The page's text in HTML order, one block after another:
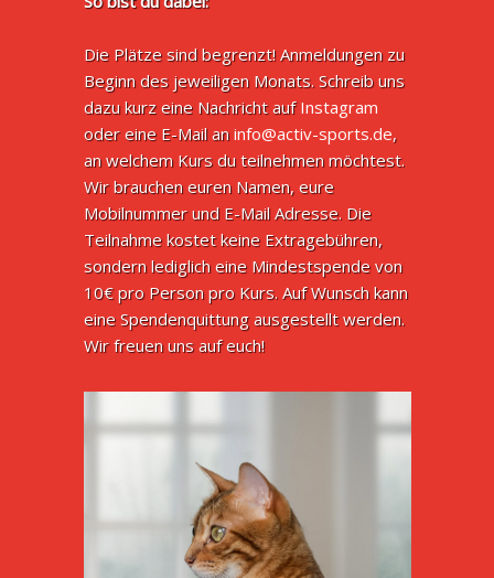
Die Plätze sind begrenzt! Anmeldungen zu
Beginn des jeweiligen Monats. Schreib uns
dazu kurz eine Nachricht aufInstagram
oder eine E-Mail aninfo@activ-sports.de,
an welchem Kurs du teilnehmen möchtest.
Wir brauchen euren Namen, eure
Mobilnummer und E-Mail Adresse. Die
Teilnahme kostet keine Extragebühren,
sondern lediglich eine Mindestspende von
10€ pro Person pro Kurs. Auf Wunsch kann
eine Spendenquittung ausgestellt werden.
Wir freuen uns auf euch!